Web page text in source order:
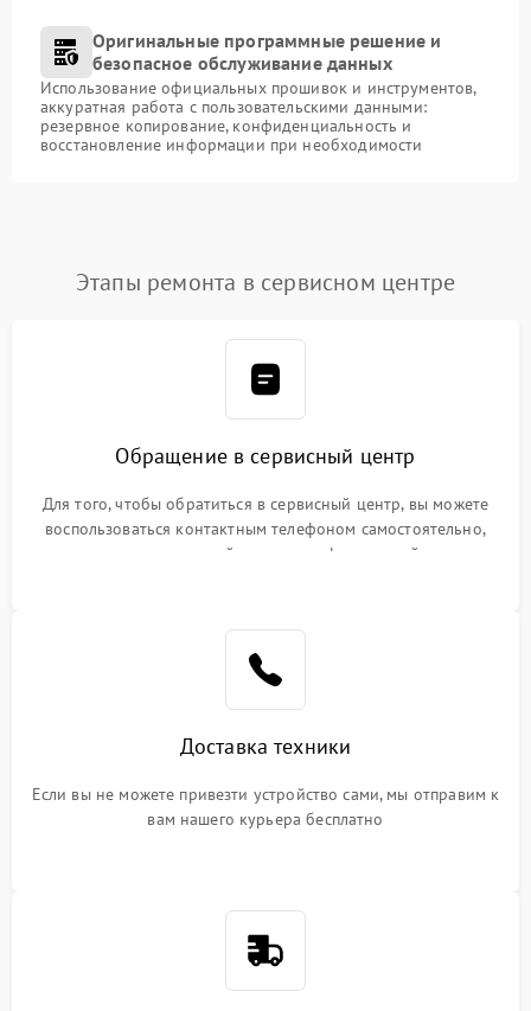
Оригинальные программные решение и
безопасное обслуживание данных
Использование официальных прошивок и инструментов,
аккуратная работа с пользовательскими данными:
резервное копирование, конфиденциальность и
восстановление информации при необходимости
Этапы ремонта в сервисном центре
Обращение в сервисный центр
Для того, чтобы обратиться в сервисный центр, вы можете
воспользоваться контактным телефоном самостоятельно,
или оставить свой номер телефона на сайте
Доставка техники
Если вы не можете привезти устройство сами, мы отправим к
вам нашего курьера бесплатно